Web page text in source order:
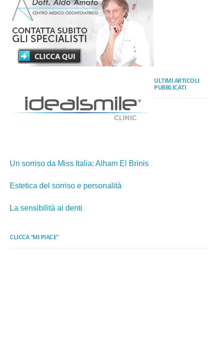
ULTIMI ARTICOLI
PUBBLICATI
Un sorriso da Miss Italia: Alham El Brinis
Estetica del sorriso e personalità
La sensibilità ai denti
CLICCA “MI PIACE”